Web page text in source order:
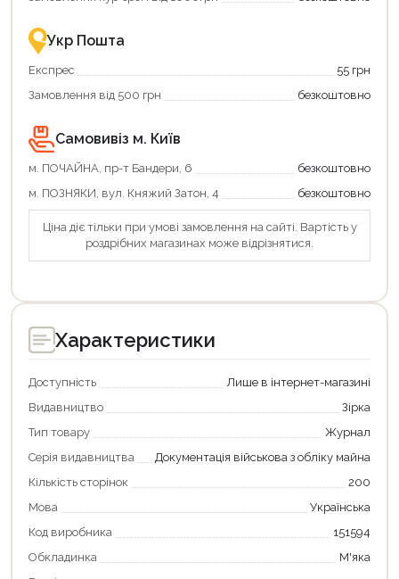
Укр Пошта
Експрес
55 грн
Замовлення від 500 грн
безкоштовно
Самовивіз м. Київ
м. ПОЧАЙНА, пр-т Бандери, 6
безкоштовно
м. ПОЗНЯКИ, вул. Княжий Затон, 4
безкоштовно
Ціна діє тільки при умові замовлення на сайті. Вартість у
роздрібних магазинах може відрізнятися.
Характеристики
Доступність
Лише в інтернет-магазині
Видавництво
Зірка
Тип товару
Журнал
Серія видавництва
Документація військова з обліку майна
Кількість сторінок
200
Мова
Українська
Код виробника
151594
Обкладинка
М'яка